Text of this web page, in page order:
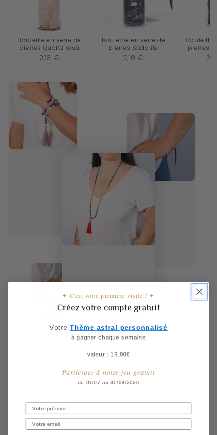
Bouteille en verre de
pierres Quartz rosa
2,18 €
Bouteille en verre de
pierres Sodalite
2,18 €
Bouteille
pierres
Choisissez votre bijoux en pierre
Cettepratique ancestralepermet debénéficier
✦ C'est votre première visite ? ✦
Créez votre compte gratuit
Votre ​Thème astral personnalisé
à gagner chaque semaine
valeur : 19.90€
Participez à notre jeu gratuit
du 01/07 au 31/08/2026